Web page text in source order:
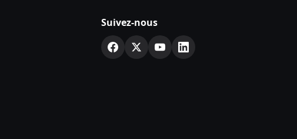
Suivez-nous